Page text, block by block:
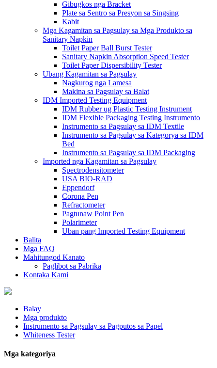
Gibugkos nga Bracket
Plate sa Sentro sa Presyon sa Singsing
Kabit
Mga Kagamitan sa Pagsulay sa Mga Produkto sa
Sanitary Napkin
Toilet Paper Ball Burst Tester
Sanitary Napkin Absorption Speed ​​Tester
Toilet Paper Dispersibility Tester
Ubang Kagamitan sa Pagsulay
Nagkurog nga Lamesa
Makina sa Pagsulay sa Balat
IDM Imported Testing Equipment
IDM Rubber ug Plastic Testing Instrument
IDM Flexible Packaging Testing Instrumento
Instrumento sa Pagsulay sa IDM Textile
Instrumento sa Pagsulay sa Kategorya sa IDM
Bed
Instrumento sa Pagsulay sa IDM Packaging
Imported nga Kagamitan sa Pagsulay
Spectrodensitometer
USA BIO-RAD
Eppendorf
Corona Pen
Refractometer
Pagtunaw Point Pen
Polarimeter
Uban pang Imported Testing Equipment
Balita
Mga FAQ
Mahitungod Kanato
Paglibot sa Pabrika
Kontaka Kami
Balay
Mga produkto
Instrumento sa Pagsulay sa Pagputos sa Papel
Whiteness Tester
Mga kategoriya